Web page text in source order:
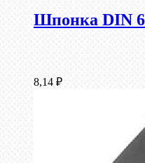
Шпонка DIN
8,14 ₽